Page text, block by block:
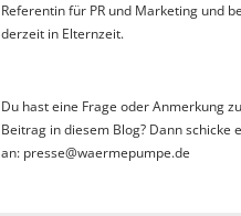
Referentin für PR und Marketing und
derzeit in Elternzeit.
Du hast eine Frage oder Anmerkung
Beitrag in diesem Blog? Dann schicke
an: presse@waermepumpe.de